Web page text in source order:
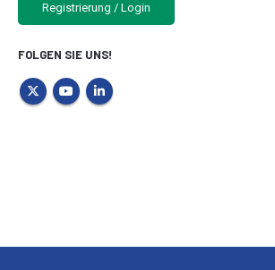
Registrierung / Login
FOLGEN SIE UNS!